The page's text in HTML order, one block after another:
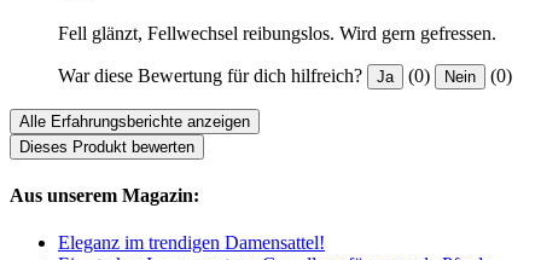
Fell glänzt, Fellwechsel reibungslos. Wird gern gefressen.
War diese Bewertung für dich hilfreich? Ja (0) Nein (0)
Alle Erfahrungsberichte anzeigen
Dieses Produkt bewerten
Aus unserem Magazin:
Eleganz im trendigen Damensattel!